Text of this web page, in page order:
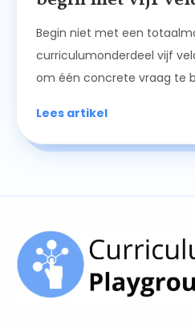
Begin niet met een
curriculumonderdeel vijf
om één concrete vraag te
Lees artikel